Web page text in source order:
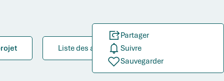
Liste des aides
Partager
Suivre
Sauvegarder